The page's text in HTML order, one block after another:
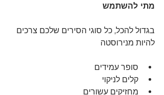
מתי להשתמש
בגדול להכל, כל סוגי הסירים שלכם צרכים
להיות מנירוסטה
סופר עמידים
קלים לניקוי
מחזיקים עשורים